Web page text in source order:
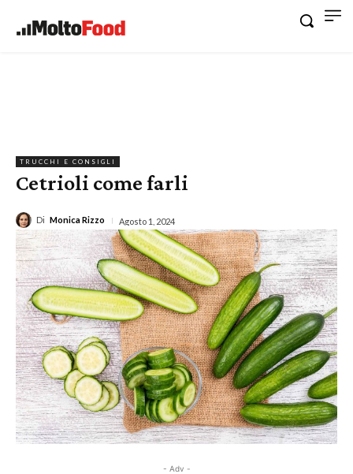
TRUCCHI E CONSIGLI
Cetrioli come farli
Di Monica Rizzo Agosto 1, 2024
- Adv -